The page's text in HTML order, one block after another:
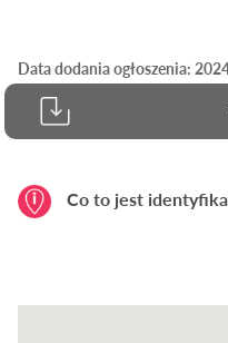
Co to jest
Data dodania ogłoszenia: